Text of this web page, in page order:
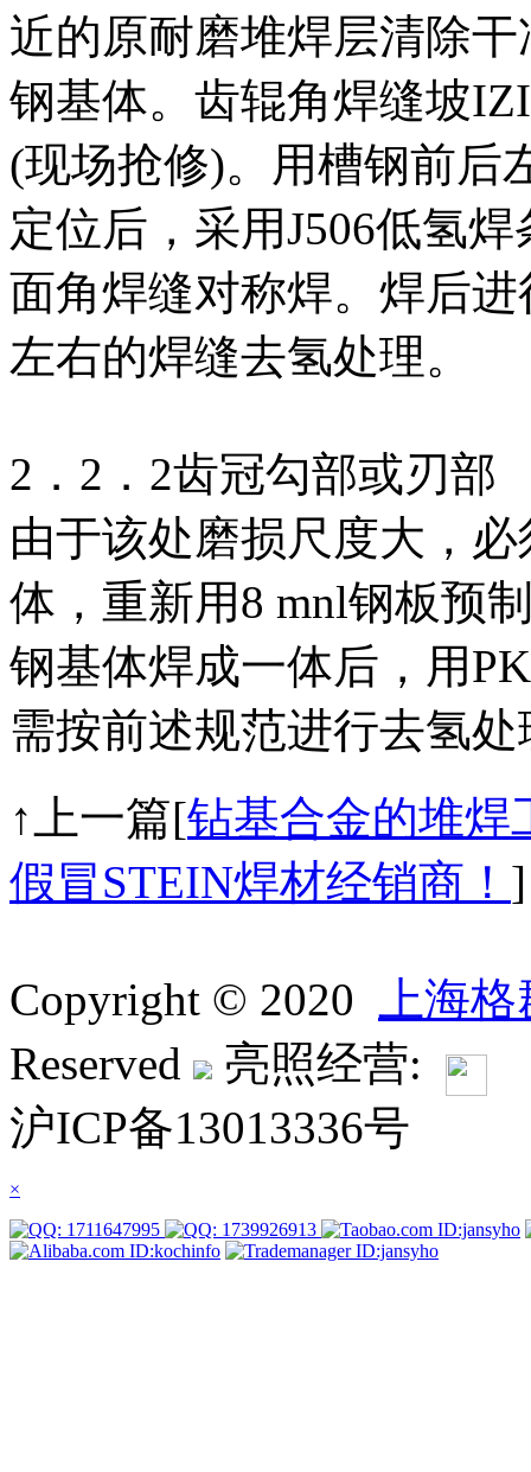
近的原耐磨堆焊层清除
钢基体。齿辊角焊缝坡
(现场抢修)。用槽钢前后
定位后，采用J506低氢
面角焊缝对称焊。焊后进
左右的焊缝去氢处理。
2．2．2齿冠勾部或刃部
由于该处磨损尺度大，
体，重新用8 mnl钢板预
钢基体焊成一体后，用
需按前述规范进行去氢处
↑上一篇[钻基合金的堆焊
假冒STEIN焊材经销商！ ]
Copyright © 2020
上海
Reserved
亮照经营:
沪ICP备13013336号
×